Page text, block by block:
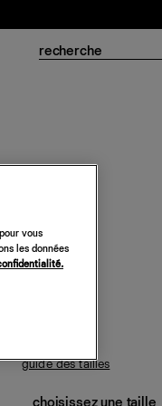
248 €
guide des tailles
vous
les données